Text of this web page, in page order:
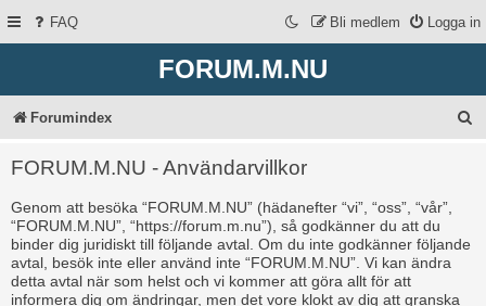
FAQ Logga in
Bli medlem
FORUM.M.NU
Forumindex
FORUM.M.NU - Användarvillkor
Genom att besöka “FORUM.M.NU” (hädanefter “vi”, “oss”, “vår”,
“FORUM.M.NU”, “https://forum.m.nu”), så godkänner du att du
binder dig juridiskt till följande avtal. Om du inte godkänner följande
avtal, besök inte eller använd inte “FORUM.M.NU”. Vi kan ändra
detta avtal när som helst och vi kommer att göra allt för att
informera dig om ändringar, men det vore klokt av dig att granska